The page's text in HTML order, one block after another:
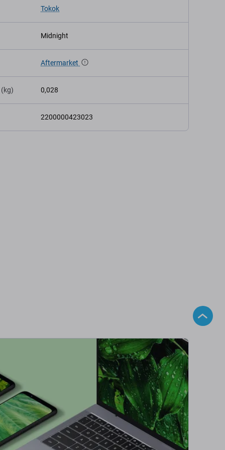
Tokok
Midnight
Aftermarket
0,028
2200000423023